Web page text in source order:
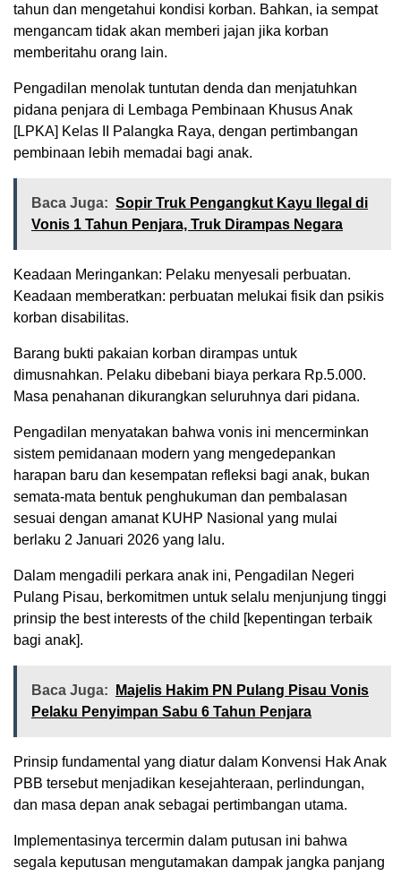
tahun dan mengetahui kondisi korban. Bahkan, ia sempat
mengancam tidak akan memberi jajan jika korban
memberitahu orang lain.
Pengadilan menolak tuntutan denda dan menjatuhkan
pidana penjara di Lembaga Pembinaan Khusus Anak
[LPKA] Kelas II Palangka Raya, dengan pertimbangan
pembinaan lebih memadai bagi anak.
Baca Juga: Sopir Truk Pengangkut Kayu Ilegal di
Vonis 1 Tahun Penjara, Truk Dirampas Negara
Keadaan Meringankan: Pelaku menyesali perbuatan.
Keadaan memberatkan: perbuatan melukai fisik dan psikis
korban disabilitas.
Barang bukti pakaian korban dirampas untuk
dimusnahkan. Pelaku dibebani biaya perkara Rp.5.000.
Masa penahanan dikurangkan seluruhnya dari pidana.
Pengadilan menyatakan bahwa vonis ini mencerminkan
sistem pemidanaan modern yang mengedepankan
harapan baru dan kesempatan refleksi bagi anak, bukan
semata-mata bentuk penghukuman dan pembalasan
sesuai dengan amanat KUHP Nasional yang mulai
berlaku 2 Januari 2026 yang lalu.
Dalam mengadili perkara anak ini, Pengadilan Negeri
Pulang Pisau, berkomitmen untuk selalu menjunjung tinggi
prinsip the best interests of the child [kepentingan terbaik
bagi anak].
Baca Juga:
Majelis Hakim PN Pulang Pisau Vonis
Pelaku Penyimpan Sabu 6 Tahun Penjara
Prinsip fundamental yang diatur dalam Konvensi Hak Anak
PBB tersebut menjadikan kesejahteraan, perlindungan,
dan masa depan anak sebagai pertimbangan utama.
Implementasinya tercermin dalam putusan ini bahwa
segala keputusan mengutamakan dampak jangka panjang